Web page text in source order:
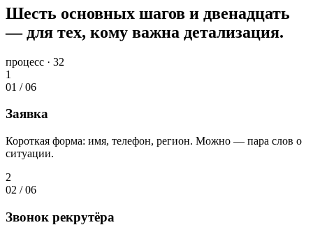
Шесть основных шагов и двенадцать
— для тех, кому важна детализация.
процесс · 32
1
01 /06
Заявка
Короткая форма: имя, телефон, регион. Можно — пара слов о
ситуации.
2
02 /06
Звонок рекрутёра